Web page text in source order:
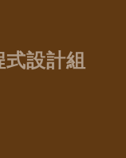
設計組